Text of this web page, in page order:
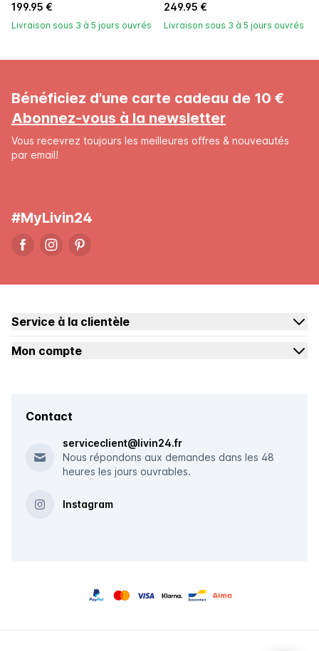
199.95 €
Livraison sous 3 à 5 jours ouvrés
249.95 €
Livraison sous 3 à 5 jours ouvrés
Bénéficiez d'une carte cadeau de 10 €
Abonnez-vous à la newsletter
Vous recevrez toujours les meilleures offres & nouveautés
par email!
#MyLivin24
Service à la clientèle
Mon compte
Contact
serviceclient@livin24.fr
Nous répondons aux demandes dans les 48
heures les jours ouvrables.
Instagram